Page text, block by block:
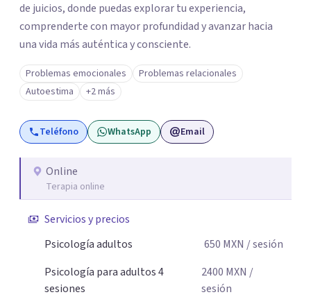
de juicios, donde puedas explorar tu experiencia,
comprenderte con mayor profundidad y avanzar hacia
una vida más auténtica y consciente.
Problemas emocionales
Problemas relacionales
Autoestima
+2 más
Teléfono WhatsApp Email
Online
Terapia online
Servicios y precios
Psicología adultos
650 MXN / sesión
Psicología para adultos 4
sesiones
2400 MXN /
sesión